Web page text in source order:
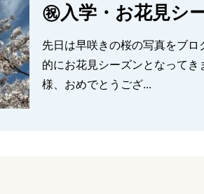
㊗入学・お花見シ
先日は早咲きの桜の写真をブログに掲載いたしましたが、
的にお花見シーズンとなってきました！ 今週、入学式の方も多いのではないでしょ
様、おめでとうござ...